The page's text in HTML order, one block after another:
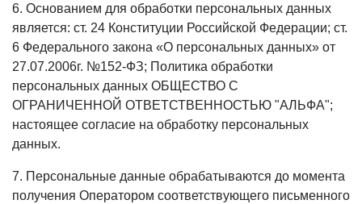
6. Основанием для обработки персональных данных
является: ст. 24 Конституции Российской Федерации; ст.
6 Федерального закона «О персональных данных» от
27.07.2006г. №152-ФЗ; Политика обработки
персональных данных ОБЩЕСТВО С
ОГРАНИЧЕННОЙ ОТВЕТСТВЕННОСТЬЮ "АЛЬФА";
настоящее согласие на обработку персональных
данных.
7. Персональные данные обрабатываются до момента
получения Оператором соответствующего письменного